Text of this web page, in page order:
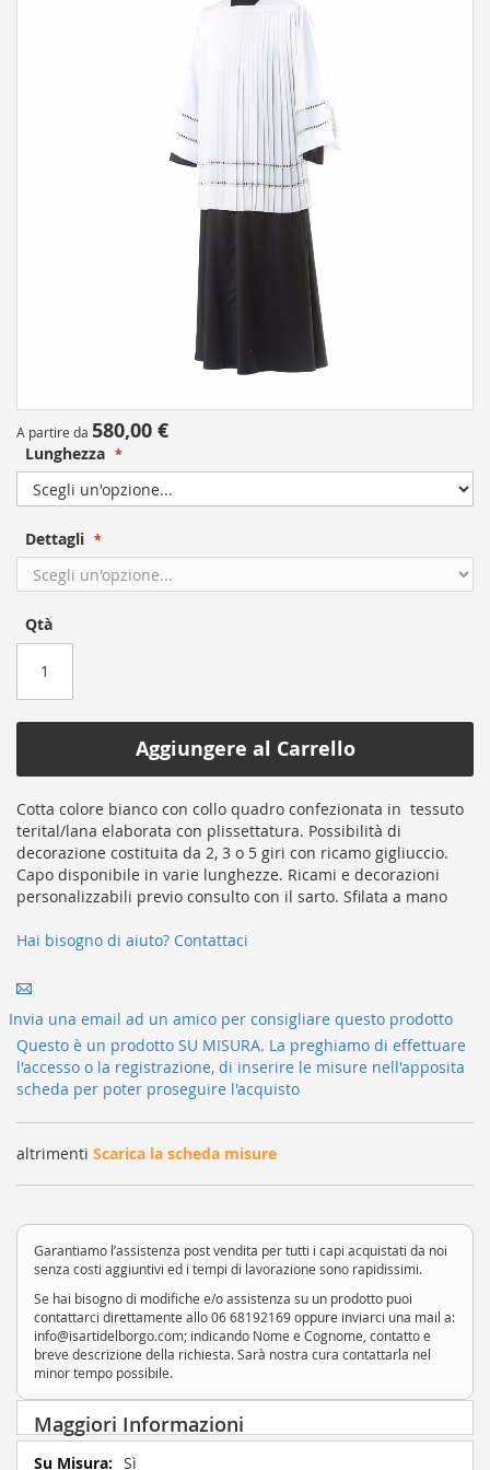
A partire da 580,00 €
Lunghezza
Dettagli
Qtà
Aggiungere al Carrello
Cotta colore bianco con collo quadro confezionata in tessuto
terital/lana elaborata con plissettatura. Possibilità di
decorazione costituita da 2, 3 o 5 giri con ricamo gigliuccio.
Capo disponibile in varie lunghezze. Ricami e decorazioni
personalizzabili previo consulto con il sarto. Sfilata a mano
Hai bisogno di aiuto? Contattaci
Invia una email ad un amico per consigliare questo prodotto
Questo è un prodotto SU MISURA. La preghiamo di effettuare
l'accesso o la registrazione, di inserire le misure nell'apposita
scheda per poter proseguire l'acquisto
altrimenti Scarica la scheda misure
Garantiamo l’assistenza post vendita per tutti i capi acquistati da noi
senza costi aggiuntivi ed i tempi di lavorazione sono rapidissimi.
Se hai bisogno di modifiche e/o assistenza su un prodotto puoi
contattarci direttamente allo 06 68192169 oppure inviarci una mail a:
info@isartidelborgo.com; indicando Nome e Cognome, contatto e
breve descrizione della richiesta. Sarà nostra cura contattarla nel
minor tempo possibile.
to
the
beginning
of
images
gallery
Maggiori Informazioni
Maggiori
Sì